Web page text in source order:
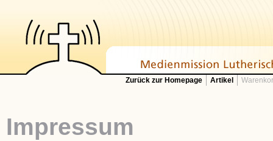
Zurück zur Homepage Artikel
Impressum